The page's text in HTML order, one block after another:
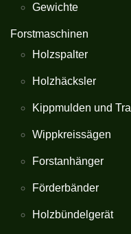
Gewichte
Forstmaschinen
Holzspalter
Holzhäcksler
Kippmulden und
Wippkreissägen
Forstanhänger
Förderbänder
Holzbündelgerät